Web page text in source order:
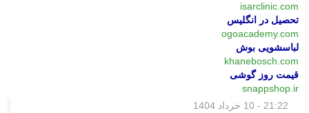
isarclinic.com
تحصیل در انگلیس
ogoacademy.com
لباسشویی بوش
khanebosch.com
قیمت روز گوشی
snappshop.ir
21:22 - 10 خرداد 1404